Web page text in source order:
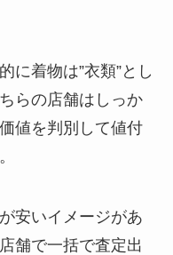
に着物は”衣類”とし
らの店舗はしっか
値を判別して値付
安いイメージがあ
舗で一括で査定出